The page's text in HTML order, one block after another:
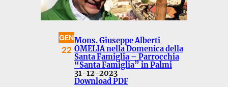
GEN
22
Mons. Giuseppe Alberti
OMELIA nella Domenica della
Santa Famiglia – Parrocchia
“Santa Famiglia” in Palmi
31-12-2023
Download PDF